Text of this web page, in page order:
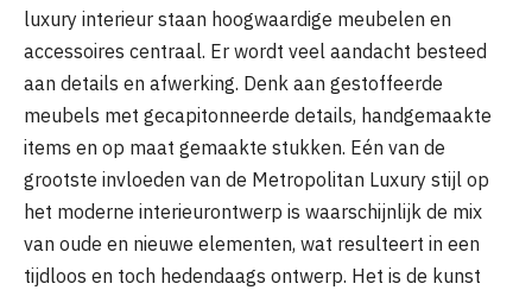
luxury interieur staan hoogwaardige meubelen en
accessoires centraal. Er wordt veel aandacht besteed
aan details en afwerking. Denk aan gestoffeerde
meubels met gecapitonneerde details, handgemaakte
items en op maat gemaakte stukken. Eén van de
grootste invloeden van de Metropolitan Luxury stijl op
het moderne interieurontwerp is waarschijnlijk de mix
van oude en nieuwe elementen, wat resulteert in een
tijdloos en toch hedendaags ontwerp. Het is de kunst